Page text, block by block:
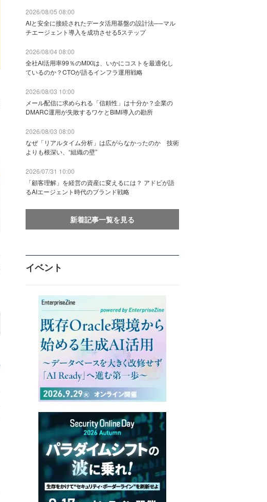
2026/08/05 08:00
AIと安全に接続されたデータ活用基盤の設計法──マル
チエージェント導入を成功させる5ステップ
2026/08/04 08:00
全社AI活用率99％のMIXIは、いかにコストを最適化し
ているのか？CTOが語るインフラ運用戦略
2026/08/03 10:00
メール配信に求められる「信頼性」は十分か？企業の
DMARC運用が失敗するワケとBIMI導入の勘所
2026/08/03 08:00
なぜ「リアルタイム分析」は広がらなかったのか 技術
よりも根深い、“組織の壁”
2026/07/31 10:00
「顧客理解」を経営の資産に変えるには？ アドビが語
るAIエージェント時代のブランド戦略
新着記事一覧を見る
イベント